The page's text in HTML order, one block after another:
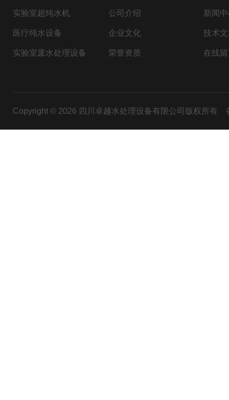
实验室超纯水机
医疗纯水设备
实验室废水处理设备
公司介绍
企业文化
荣誉资质
新闻
技术
在线
Copyright © 2026 四川卓越水处理设备有限公司版权所有